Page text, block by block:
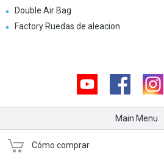
Double Air Bag
Factory Ruedas de aleacion
Youtube Facebook
Main Menu
Cómo comprar